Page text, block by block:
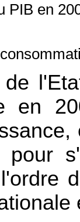
PIB en
en
pour